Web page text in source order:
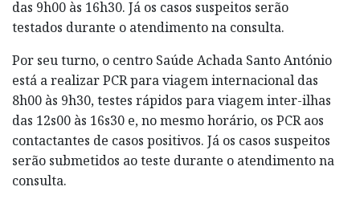
das 9h00 às 16h30. Já os casos suspeitos serão
testados durante o atendimento na consulta.
Por seu turno, o centro Saúde Achada Santo António
está a realizar PCR para viagem internacional das
8h00 às 9h30, testes rápidos para viagem inter-ilhas
das 12s00 às 16s30 e, no mesmo horário, os PCR aos
contactantes de casos positivos. Já os casos suspeitos
serão submetidos ao teste durante o atendimento na
consulta.